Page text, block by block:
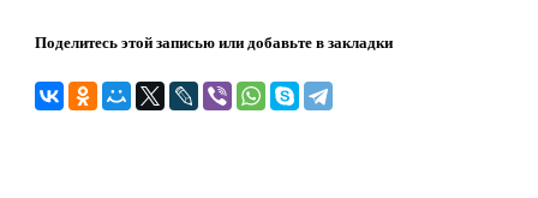
Поделитесь этой записью или добавьте в закладки